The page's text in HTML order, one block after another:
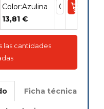
Color:Azulina
13,81 €
las cantidades
Ficha técnica